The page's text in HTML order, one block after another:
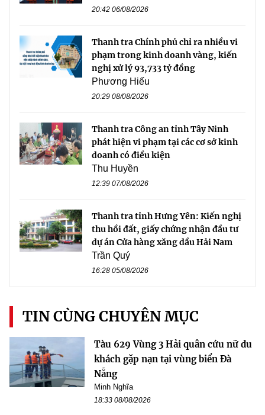
20:42 06/08/2026
Thanh tra Chính phủ chỉ ra nhiều vi
phạm trong kinh doanh vàng, kiến
nghị xử lý 93,733 tỷ đồng
Phương Hiếu
20:29 08/08/2026
Thanh tra Công an tỉnh Tây Ninh
phát hiện vi phạm tại các cơ sở kinh
doanh có điều kiện
Thu Huyền
12:39 07/08/2026
Thanh tra tỉnh Hưng Yên: Kiến nghị
thu hồi đất, giấy chứng nhận đầu tư
dự án Cửa hàng xăng dầu Hải Nam
Trần Quý
16:28 05/08/2026
TIN CÙNG CHUYÊN MỤC
Tàu 629 Vùng 3 Hải quân cứu nữ du
khách gặp nạn tại vùng biển Đà
Nẵng
Minh Nghĩa
18:33 08/08/2026